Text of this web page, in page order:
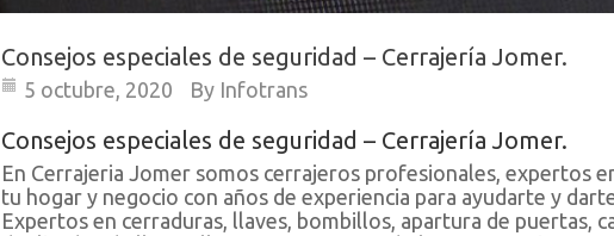
Consejos especiales de seguridad – Cerrajería Jomer.
5 octubre, 2020 By Infotrans
Consejos especiales de seguridad – Cerrajería Jomer.
En Cerrajeria Jomer somos cerrajeros profesionales, expertos
tu hogar y negocio con años de experiencia para ayudarte y
Expertos en cerraduras, llaves, bombillos, apartura de puertas,